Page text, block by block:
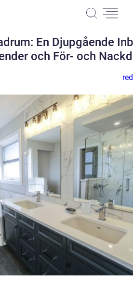
En Djupgående
och För- och